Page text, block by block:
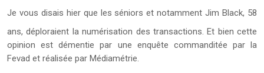
Je vous disais hier que les séniors et notamment Jim Black, 58
ans, déploraient la numérisation des transactions. Et bien cette
opinion est démentie par une enquête commanditée par la
Fevad et réalisée par Médiamétrie.